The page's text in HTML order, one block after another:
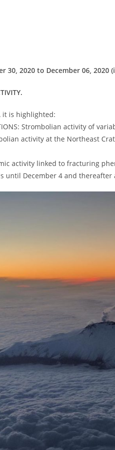
2020 to December 06, 2020
it is highlighted:
Strombolian activity of
activity at the Northeast
activity linked to fracturing
until December 4 and thereafter